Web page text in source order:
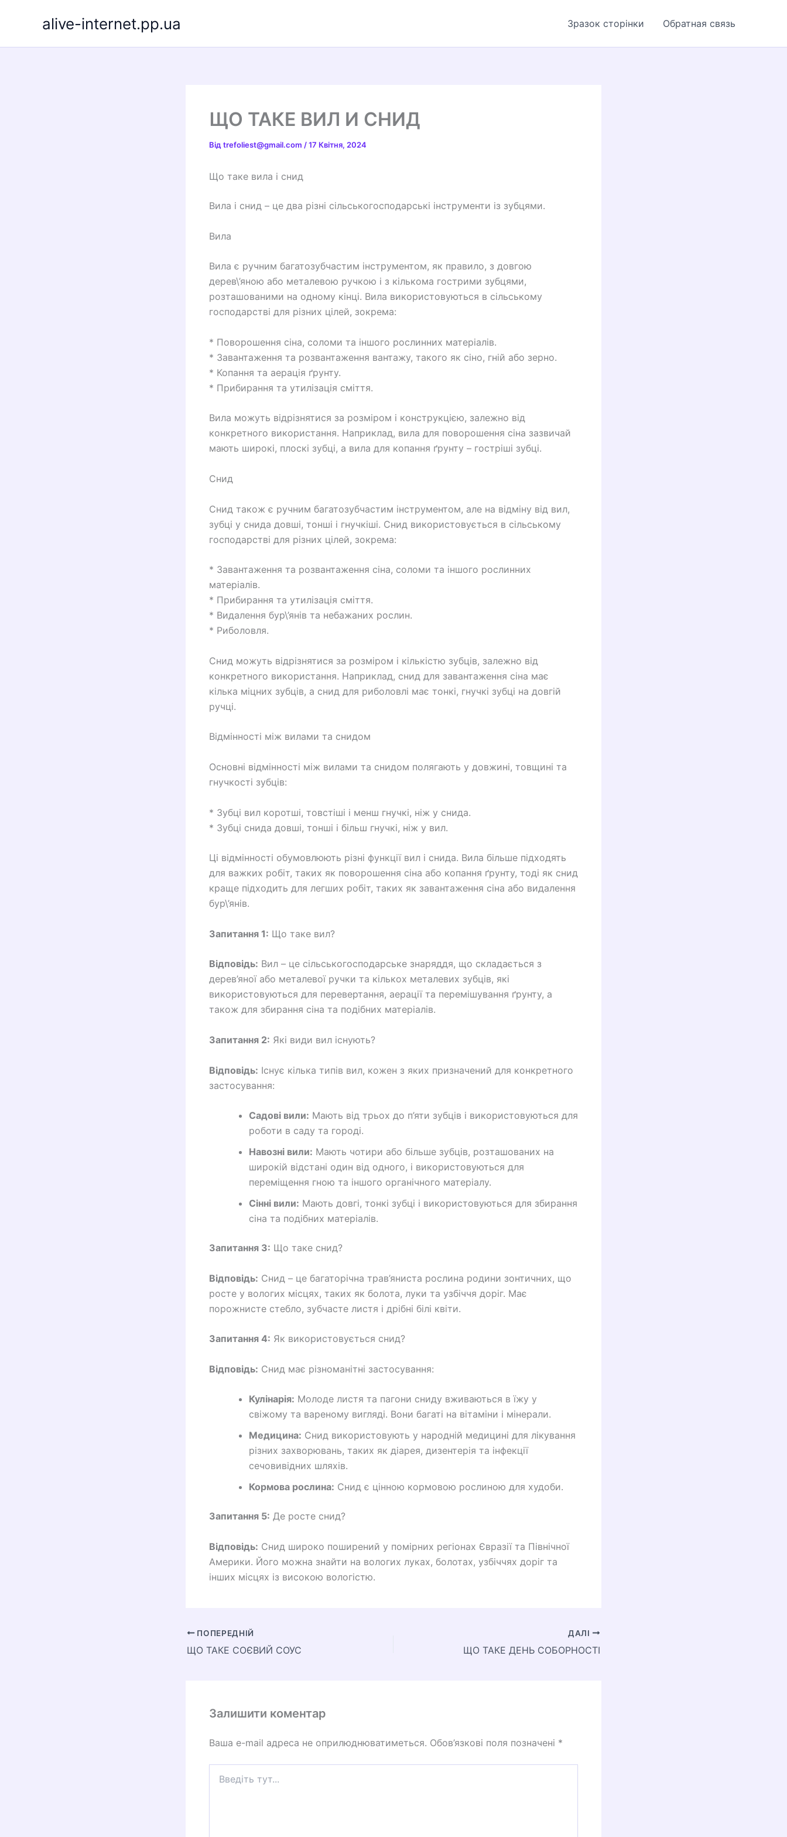
alive-internet.pp.ua Зразок сторінки Обратная связь
ЩО ТАКЕ ВИЛ И СНИД
Від trefoliest@gmail.com /17 Квітня, 2024
Що таке вила і снид
Вила і снид – це два різні сільськогосподарські інструменти із зубцями.
Вила
Вила є ручним багатозубчастим інструментом, як правило, з довгою
дерев\’яною або металевою ручкою і з кількома гострими зубцями,
розташованими на одному кінці. Вила використовуються в сільському
господарстві для різних цілей, зокрема:
* Поворошення сіна, соломи та іншого рослинних матеріалів.
* Завантаження та розвантаження вантажу, такого як сіно, гній або зерно.
* Копання та аерація ґрунту.
* Прибирання та утилізація сміття.
Вила можуть відрізнятися за розміром і конструкцією, залежно від
конкретного використання. Наприклад, вила для поворошення сіна зазвичай
мають широкі, плоскі зубці, а вила для копання ґрунту – гостріші зубці.
Снид
Снид також є ручним багатозубчастим інструментом, але на відміну від вил,
зубці у снида довші, тонші і гнучкіші. Снид використовується в сільському
господарстві для різних цілей, зокрема:
* Завантаження та розвантаження сіна, соломи та іншого рослинних
матеріалів.
* Прибирання та утилізація сміття.
* Видалення бур\’янів та небажаних рослин.
* Риболовля.
Снид можуть відрізнятися за розміром і кількістю зубців, залежно від
конкретного використання. Наприклад, снид для завантаження сіна має
кілька міцних зубців, а снид для риболовлі має тонкі, гнучкі зубці на довгій
ручці.
Відмінності між вилами та снидом
Основні відмінності між вилами та снидом полягають у довжині, товщині та
гнучкості зубців:
* Зубці вил коротші, товстіші і менш гнучкі, ніж у снида.
* Зубці снида довші, тонші і більш гнучкі, ніж у вил.
Ці відмінності обумовлюють різні функції вил і снида. Вила більше підходять
для важких робіт, таких як поворошення сіна або копання ґрунту, тоді як снид
краще підходить для легших робіт, таких як завантаження сіна або видалення
бур\’янів.
Запитання 1: Що таке вил?
Відповідь: Вил – це сільськогосподарське знаряддя, що складається з
дерев’яної або металевої ручки та кількох металевих зубців, які
використовуються для перевертання, аерації та перемішування ґрунту, а
також для збирання сіна та подібних матеріалів.
Запитання 2: Які види вил існують?
Відповідь: Існує кілька типів вил, кожен з яких призначений для конкретного
застосування:
Садові вили: Мають від трьох до п’яти зубців і використовуються для
роботи в саду та городі.
Навозні вили: Мають чотири або більше зубців, розташованих на
широкій відстані один від одного, і використовуються для
переміщення гною та іншого органічного матеріалу.
Сінні вили: Мають довгі, тонкі зубці і використовуються для збирання
сіна та подібних матеріалів.
Запитання 3: Що таке снид?
Відповідь: Снид – це багаторічна трав’яниста рослина родини зонтичних, що
росте у вологих місцях, таких як болота, луки та узбіччя доріг. Має
порожнисте стебло, зубчасте листя і дрібні білі квіти.
Запитання 4: Як використовується снид?
Відповідь: Снид має різноманітні застосування:
Кулінарія: Молоде листя та пагони сниду вживаються в їжу у
свіжому та вареному вигляді. Вони багаті на вітаміни і мінерали.
Медицина: Снид використовують у народній медицині для лікування
різних захворювань, таких як діарея, дизентерія та інфекції
сечовивідних шляхів.
Кормова рослина: Снид є цінною кормовою рослиною для худоби.
Запитання 5: Де росте снид?
Відповідь: Снид широко поширений у помірних регіонах Євразії та Північної
Америки. Його можна знайти на вологих луках, болотах, узбіччях доріг та
інших місцях із високою вологістю.
ПОПЕРЕДНІЙ
ЩО ТАКЕ СОЄВИЙ СОУС
ДАЛІ
ЩО ТАКЕ ДЕНЬ СОБОРНОСТІ
Залишити коментар
Ваша e-mail адреса не оприлюднюватиметься. Обов’язкові поля позначені *
тут...